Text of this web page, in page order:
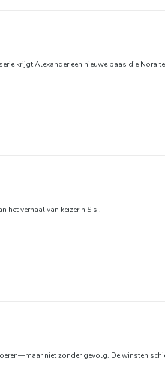
krijgt Alexander een nieuwe baas die Nora
het verhaal van keizerin Sisi.
niet zonder gevolg. De winsten